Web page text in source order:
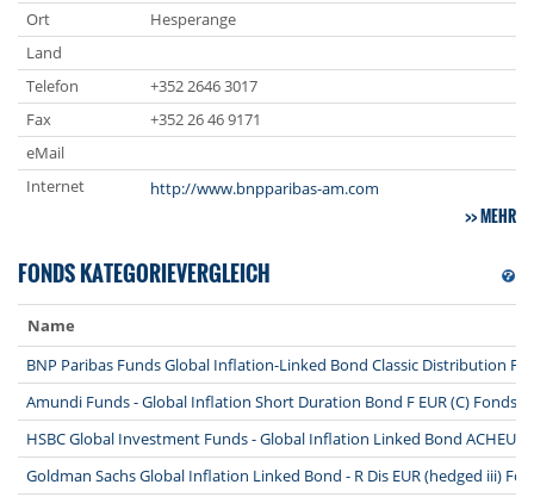
Ort
Hesperange
Land
Telefon
+352 2646 3017
Fax
+352 26 46 9171
eMail
Internet
http://www.bnpparibas-am.com
MEHR
FONDS KATEGORIEVERGLEICH
Name
BNP Paribas Funds Global Inflation-Linked Bond Classic Distribution
Amundi Funds - Global Inflation Short Duration Bond F EUR (C) Fonds
HSBC Global Investment Funds - Global Inflation Linked Bond ACHEUR
Goldman Sachs Global Inflation Linked Bond - R Dis EUR (hedged iii)